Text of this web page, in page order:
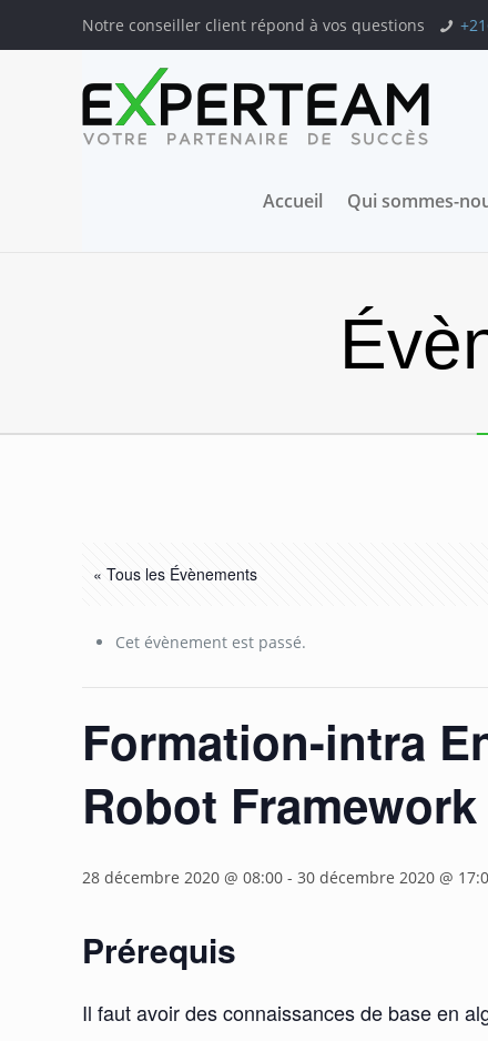
Notre conseiller client répond à vos questions
Accueil Qui sommes-
« Tous les Évènements
Cet évènement est passé.
Formation-intra
Robot Framework
28 décembre 2020 @ 08:00 -30 décembre 2020 @
Prérequis
Il faut avoir des connaissances de base en